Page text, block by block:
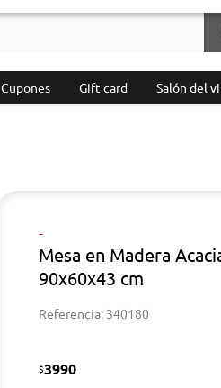
Cupones Gift card Salón del
-
Mesa en Madera
90x60x43 cm
Referencia: 340180
$3990